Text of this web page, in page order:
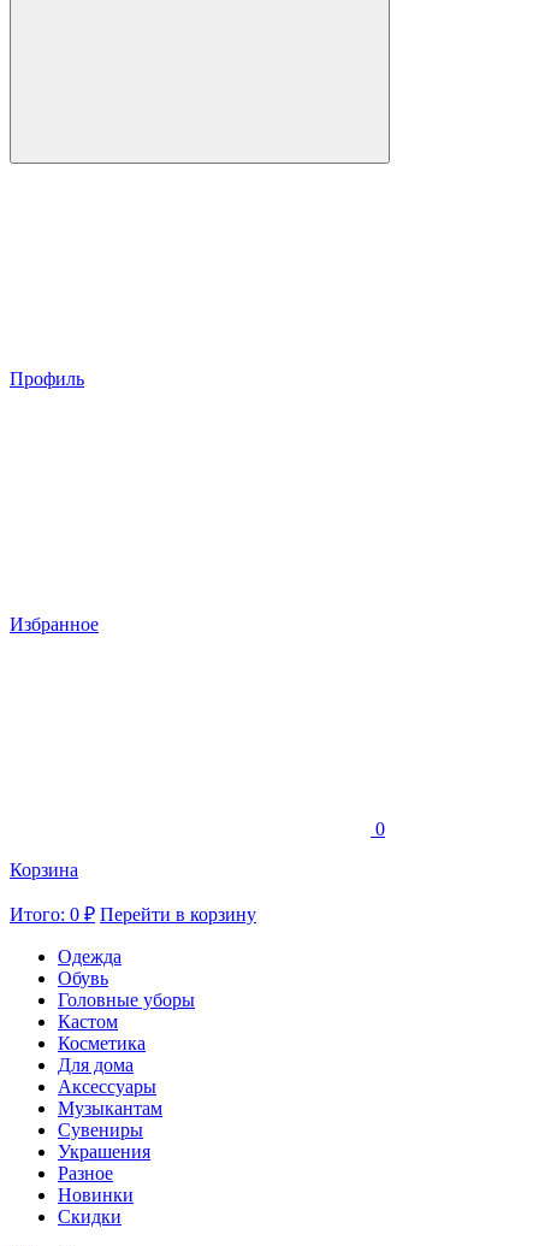
Профиль
Избранное
0
Корзина
Итого: 0 ₽ Перейти в корзину
Одежда
Обувь
Головные уборы
Кастом
Косметика
Для дома
Аксессуары
Музыкантам
Сувениры
Украшения
Разное
Новинки
Скидки